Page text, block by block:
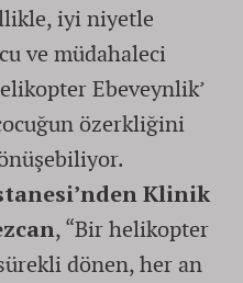
iyi niyetle
ve müdahaleci
Ebeveynlik’
özerkliğini
Klinik
, “Bir helikopter
dönen, her an